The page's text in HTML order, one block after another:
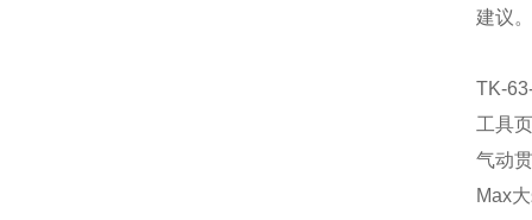
建议
TK-
工具
气动
Max